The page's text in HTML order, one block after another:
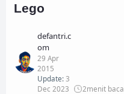
Lego
defantri.c
om
29 Apr
2015
Update: 3
Dec 2023
2menit baca